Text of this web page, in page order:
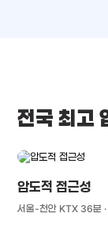
전국 최고
압도적 접근성
서울-천안 KTX 36분